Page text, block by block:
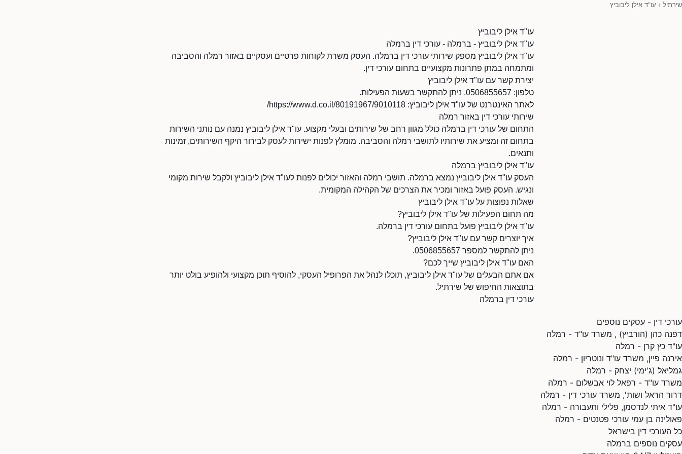
שירתיל › עו"ד אילן ליבוביץ
עו"ד אילן ליבוביץ
עו"ד אילן ליבוביץ - ברמלה - עורכי דין ברמלה
עו"ד אילן ליבוביץ מספק שירותי עורכי דין ברמלה. העסק משרת לקוחות פרטיים ועסקיים באזור רמלה והסביבה
ומתמחה במתן פתרונות מקצועיים בתחום עורכי דין.
יצירת קשר עם עו"ד אילן ליבוביץ
טלפון: 0506855657. ניתן להתקשר בשעות הפעילות.
לאתר האינטרנט של עו"ד אילן ליבוביץ: https://www.d.co.il/80191967/9010118/
שירותי עורכי דין באזור רמלה
התחום של עורכי דין ברמלה כולל מגוון רחב של שירותים ובעלי מקצוע. עו"ד אילן ליבוביץ נמנה עם נותני השירות
בתחום זה ומציע את שירותיו לתושבי רמלה והסביבה. מומלץ לפנות ישירות לעסק לבירור היקף השירותים, זמינות
ותנאים.
עו"ד אילן ליבוביץ ברמלה
העסק עו"ד אילן ליבוביץ נמצא ברמלה. תושבי רמלה והאזור יכולים לפנות לעו"ד אילן ליבוביץ ולקבל שירות מקומי
ונגיש. העסק פועל באזור ומכיר את הצרכים של הקהילה המקומית.
שאלות נפוצות על עו"ד אילן ליבוביץ
מה תחום הפעילות של עו"ד אילן ליבוביץ?
עו"ד אילן ליבוביץ פועל בתחום עורכי דין ברמלה.
איך יוצרים קשר עם עו"ד אילן ליבוביץ?
ניתן להתקשר למספר 0506855657.
האם עו"ד אילן ליבוביץ שייך לכם?
אם אתם הבעלים של עו"ד אילן ליבוביץ, תוכלו לנהל את הפרופיל העסקי, להוסיף תוכן מקצועי ולהופיע בולט יותר
בתוצאות החיפוש של שירתיל.
עורכי דין ברמלה
עורכי דין - עסקים נוספים
דפנה כהן (הורביץ) , משרד עו"ד - רמלה
עו"ד כץ קרן - רמלה
אירנה פיין, משרד עו"ד ונוטריון - רמלה
גמליאל (ג'ימי) יצחק - רמלה
משרד עו"ד - רפאל לוי אבשלום - רמלה
דרור הראל ושות', משרד עורכי דין - רמלה
עו"ד איתי לנדסמן, פלילי ותעבורה - רמלה
פאולינה בן עמי עורכי פטנטים - רמלה
כל העורכי דין בישראל
עסקים נוספים ברמלה